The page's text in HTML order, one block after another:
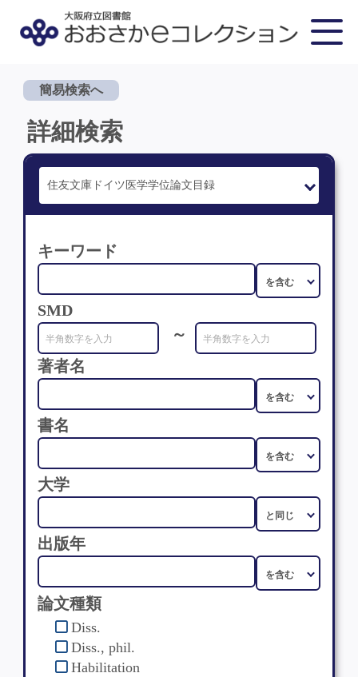
簡易検索へ
詳細検索
キーワード
SMD
～
著者名
書名
大学
出版年
論文種類
Diss.
Diss., phil.
Habilitation